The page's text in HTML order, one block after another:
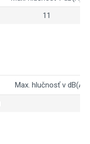
11
Max. hlučnosť v dB(A)